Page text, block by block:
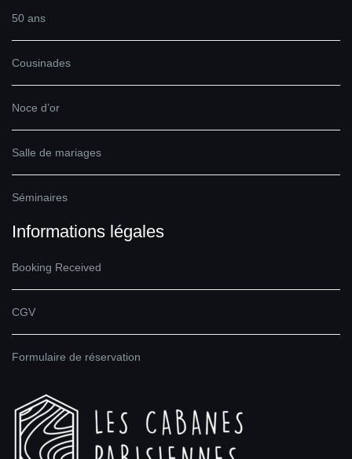
50 ans
Cousinades
Noce d’or
Salle de mariages
Séminaires
Informations légales
Booking Received
CGV
Formulaire de réservation